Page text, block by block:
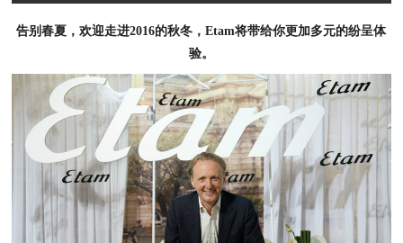
告别春夏，欢迎走进2016的秋冬，Etam将带给你更加多元的纷呈体
验。